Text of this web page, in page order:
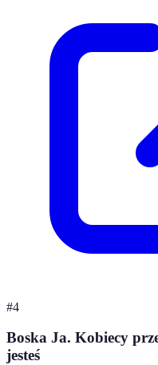
#4
Boska Ja. Kobiecy
jesteś